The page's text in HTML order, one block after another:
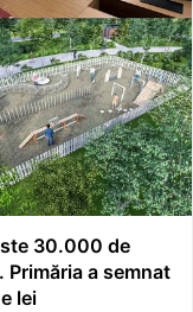
30.000 de
a semnat
lei